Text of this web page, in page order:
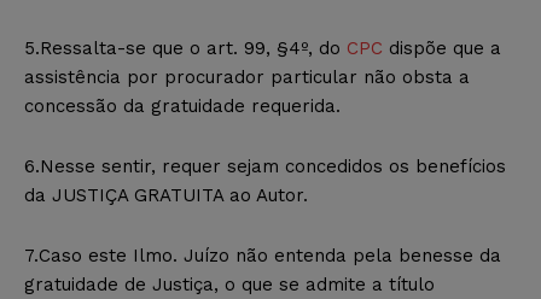
5.Ressalta-se que o art. 99, §4º, do CPC dispõe que a
assistência por procurador particular não obsta a
concessão da gratuidade requerida.
6.Nesse sentir, requer sejam concedidos os benefícios
da JUSTIÇA GRATUITA ao Autor.
7.Caso este Ilmo. Juízo não entenda pela benesse da
gratuidade de Justiça, o que se admite a título